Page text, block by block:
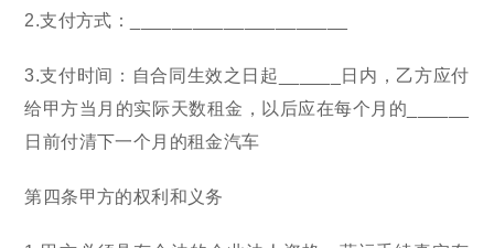
2.支付方式：_____________________
3.支付时间：自合同生效之日起______日内，乙方应付
给甲方当月的实际天数租金，以后应在每个月的______
日前付清下一个月的租金汽车
第四条甲方的权利和义务